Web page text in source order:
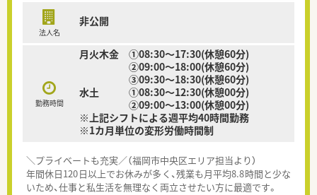
法人名
非公開
勤務時間
月火木金 ①08:30～17:30(休憩60分)
②09:00～18:00(休憩60分)
③09:30～18:30(休憩60分)
水土 ①08:30～12:30(休憩00分)
②09:00～13:00(休憩00分)
※上記シフトによる週平均40時間勤務
※1カ月単位の変形労働時間制
＼プライベートも充実／（福岡市中央区エリア担当より）
年間休日120日以上でお休みが多く、残業も月平均8.8時間と少な
いため、仕事と私生活を無理なく両立させたい方に最適です。